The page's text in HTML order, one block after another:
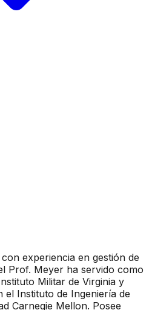
experiencia en gestión de
Prof. Meyer ha servido como
Militar de Virginia y
el Instituto de Ingeniería de
Carnegie Mellon. Posee